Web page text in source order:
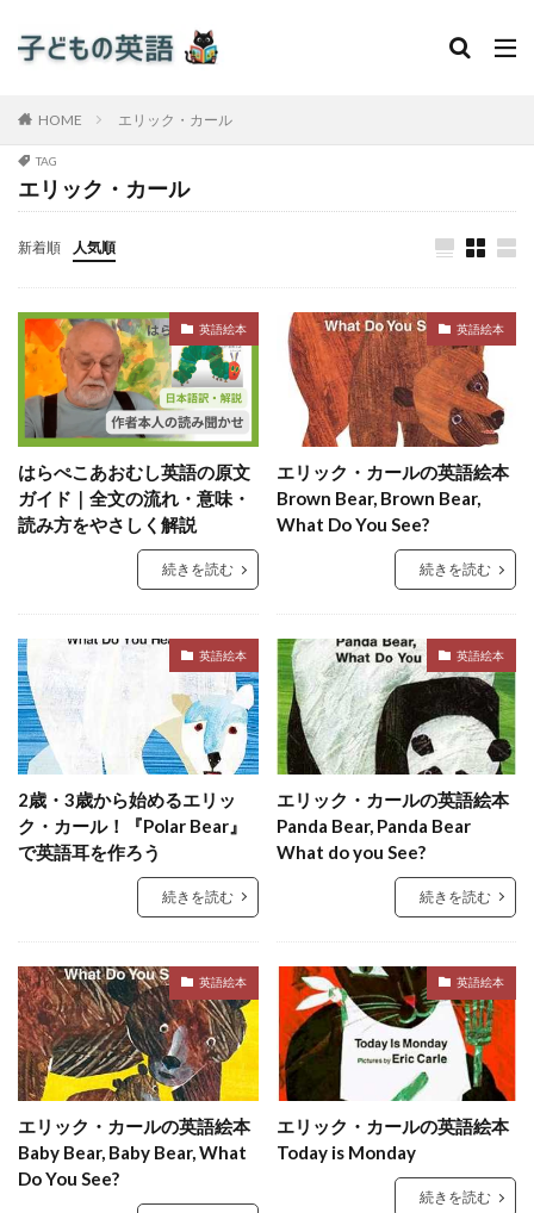
HOME エリック・カール
TAG
エリック・カール
新着順 人気順
英語絵本
はらぺこあおむし英語の原文
ガイド｜全文の流れ・意味・
読み方をやさしく解説
続きを読む
英語絵本
エリック・カールの英語絵本
Brown Bear, Brown Bear,
What Do You See?
続きを読む
英語絵本
2歳・3歳から始めるエリッ
ク・カール！『Polar Bear』
で英語耳を作ろう
続きを読む
英語絵本
エリック・カールの英語絵本
Panda Bear, Panda Bear
What do you See?
続きを読む
英語絵本
エリック・カールの英語絵本
Baby Bear, Baby Bear, What
Do You See?
英語絵本
エリック・カールの英語絵本
Today is Monday
続きを読む